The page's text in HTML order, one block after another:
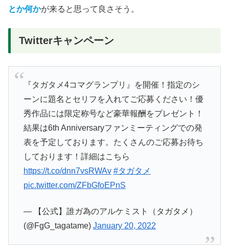
とか何かが来ると思って良さそう。
Twitterキャンペーン
『タガタメ4コマグランプリ』を開催！指定のシ
ーンに題名とセリフを入れてご応募ください！優
秀作品には限定称号など豪華報酬をプレゼント！
結果は6th Anniversaryファンミーティングでの発
表を予定しております。たくさんのご応募お待ち
しております！詳細はこちら
https://t.co/dnn7vsRWAv #タガタメ
pic.twitter.com/ZFbGfoEPnS
— 【公式】誰ガ為のアルケミスト（タガタメ）
(@FgG_tagatame) January 20, 2022